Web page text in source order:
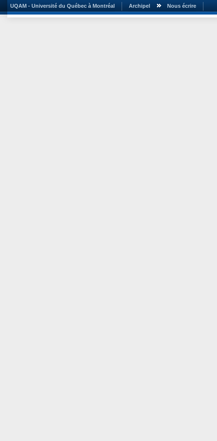
UQAM - Université du Québec à Montréal Archipel Nous écrire